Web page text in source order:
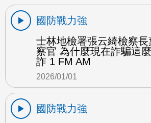
國防戰力強
士林地檢署張云綺檢察
察官 為什麼現在詐騙這
詐 1 FM AM
2026/01/01
國防戰力強